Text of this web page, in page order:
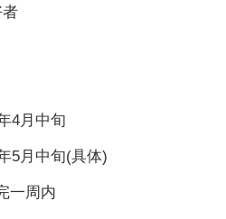
4月中旬
月中旬(具体)
一周内